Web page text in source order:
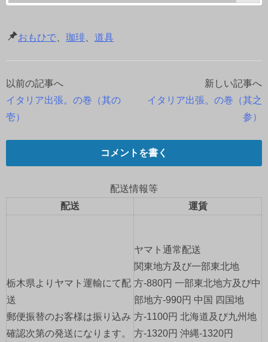
おもひで 珈琲 道具
投
稿
ナ
ビ
ー
ン
以前の記事へ
イタリア出張。の巻（其の
壱）
新しい記事へ
イタリア出張。の巻（其之
参）
コメントを書く
配送情報等
配送
運賃
栃木県よりヤマト運輸にて配
送
郵便振替のお客様は振り込み
確認次第の発送になります。
ヤマト通常配送
関東地方及び一部東北地
方-880円 一部東北地方及び中
部地方-990円 中国 四国地
方-1100円 北海道及び九州地
方-1320円 沖縄-1320円